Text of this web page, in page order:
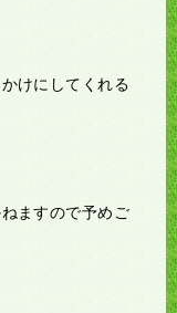
けにしてくれる
ますので予めご